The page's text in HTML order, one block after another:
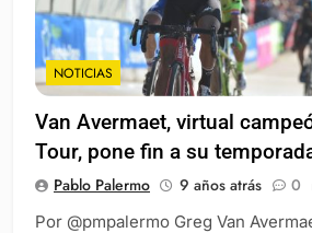
NOTICIAS
Van Avermaet, virtual
Tour, pone fin a su
Pablo Palermo 9 años atrás 0
Por @pmpalermo Greg Van